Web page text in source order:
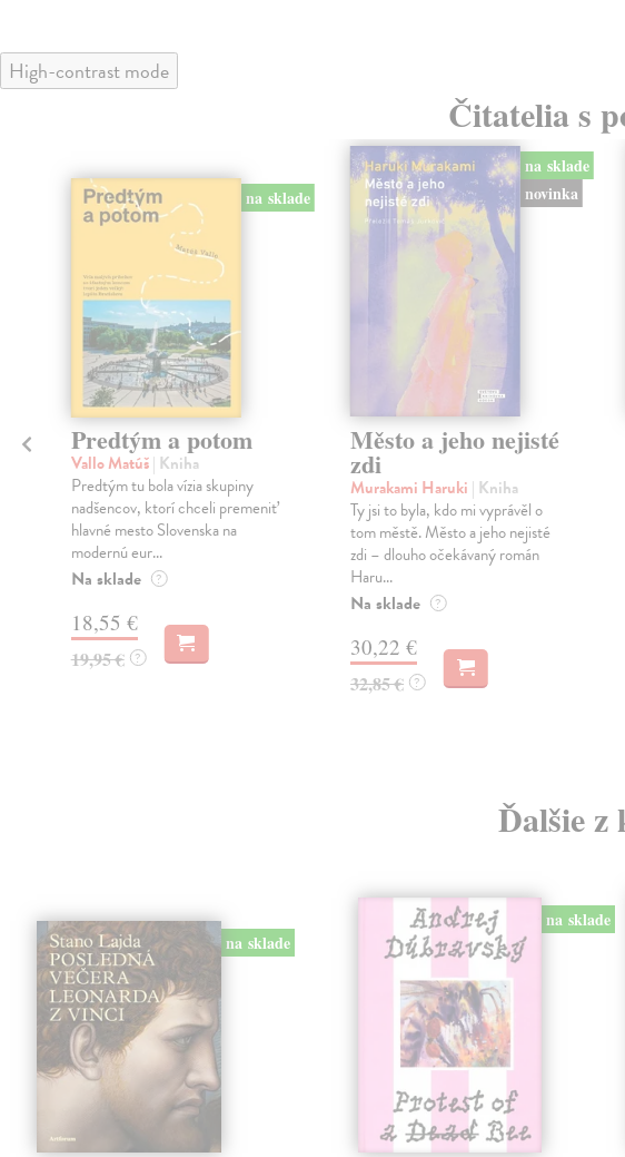
High-contrast mode
Čitatelia s
na sklade
Predtým a potom
Vallo Matúš| Kniha
Predtým tu bola vízia skupiny
nadšencov, ktorí chceli premeniť
hlavné mesto Slovenska na
modernú eur...
Na sklade ?
18,55 €
19,95 € ?
na sklade
novinka
Město a jeho nejisté
zdi
Murakami Haruki | Kniha
Ty jsi to byla, kdo mi vyprávěl o
tom městě. Město a jeho nejisté
zdi – dlouho očekávaný román
Haru...
Na sklade ?
30,22 €
32,85 € ?
Ďalšie z
na sklade
na sklade